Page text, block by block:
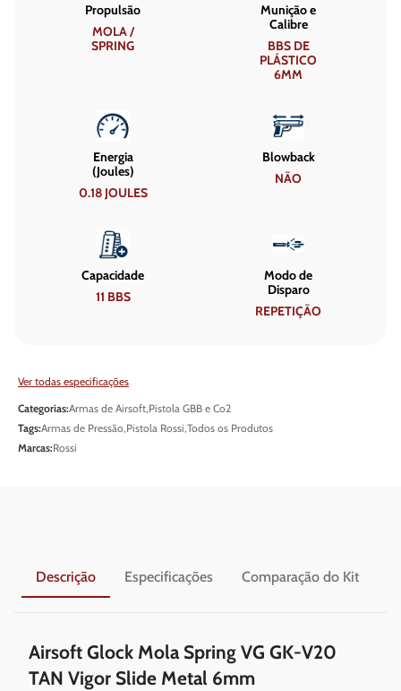
Propulsão
MOLA /
SPRING
Munição e
Calibre
BBS DE
PLÁSTICO
6MM
Energia
(Joules)
0.18 JOULES
Blowback
NÃO
Capacidade
11 BBS
Modo de
Disparo
REPETIÇÃO
Ver todas especificações
Categorias:Armas de Airsoft,Pistola GBB e Co2
Tags:Armas de Pressão,Pistola Rossi,Todos os Produtos
Marcas:Rossi
Descrição Especificações Comparação do Kit
Airsoft Glock Mola Spring VG GK-V20
TAN Vigor Slide Metal 6mm